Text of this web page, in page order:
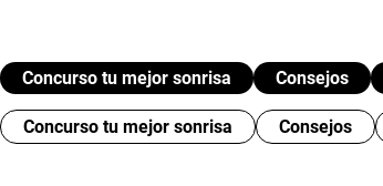
Concurso tu mejor sonrisa Consejos
Concurso tu mejor sonrisa Consejos